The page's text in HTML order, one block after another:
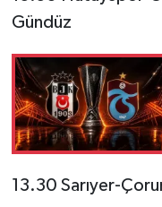
Gündüz
13.30 Sarıyer-